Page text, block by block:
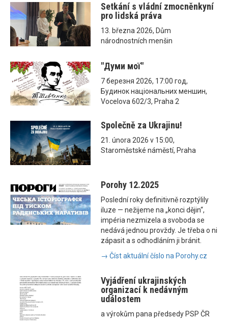
Setkání s vládní zmocněnkyní
pro lidská práva
13. března 2026, Dům
národnostních menšin
"Думи мої"
7 березня 2026, 17:00 год,
Будинок національних меншин,
Vocelova 602/3, Praha 2
Společně za Ukrajinu!
21. února 2026 v 15:00,
Staroměstské náměstí, Praha
Porohy 12.2025
Poslední roky definitivně rozptýlily
iluze — nežijeme na „konci dějin“,
impéria nezmizela a svoboda se
nedává jednou provždy. Je třeba o ni
zápasit a s odhodláním ji bránit.
→ Číst aktuální číslo na Porohy.cz
Vyjádření ukrajinských
organizací k nedávným
událostem
a výrokům pana předsedy PSP ČR